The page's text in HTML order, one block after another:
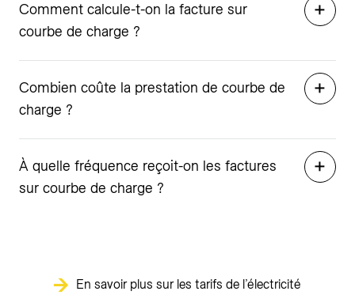
Comment calcule-t-on la facture sur
courbe de charge ?
Combien coûte la prestation de courbe de
charge ?
À quelle fréquence reçoit-on les factures
sur courbe de charge ?
En savoir plus sur les tarifs de l’électricité